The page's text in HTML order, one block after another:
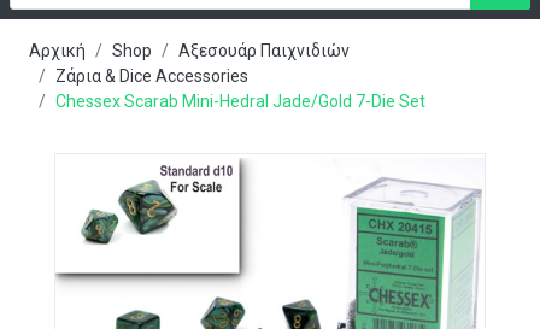
Αρχική Shop
Αξεσουάρ Παιχνιδιών
Ζάρια & Dice Accessories
Chessex Scarab Mini-Hedral Jade/gold 7-Die Set